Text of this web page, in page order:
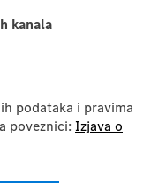
kanala
podataka i pravima
poveznici: Izjava o